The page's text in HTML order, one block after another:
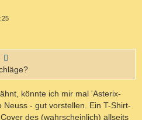
könnte ich mir mal 'Asterix-
- gut vorstellen. Ein T-Shirt-
des (wahrscheinlich) allseits